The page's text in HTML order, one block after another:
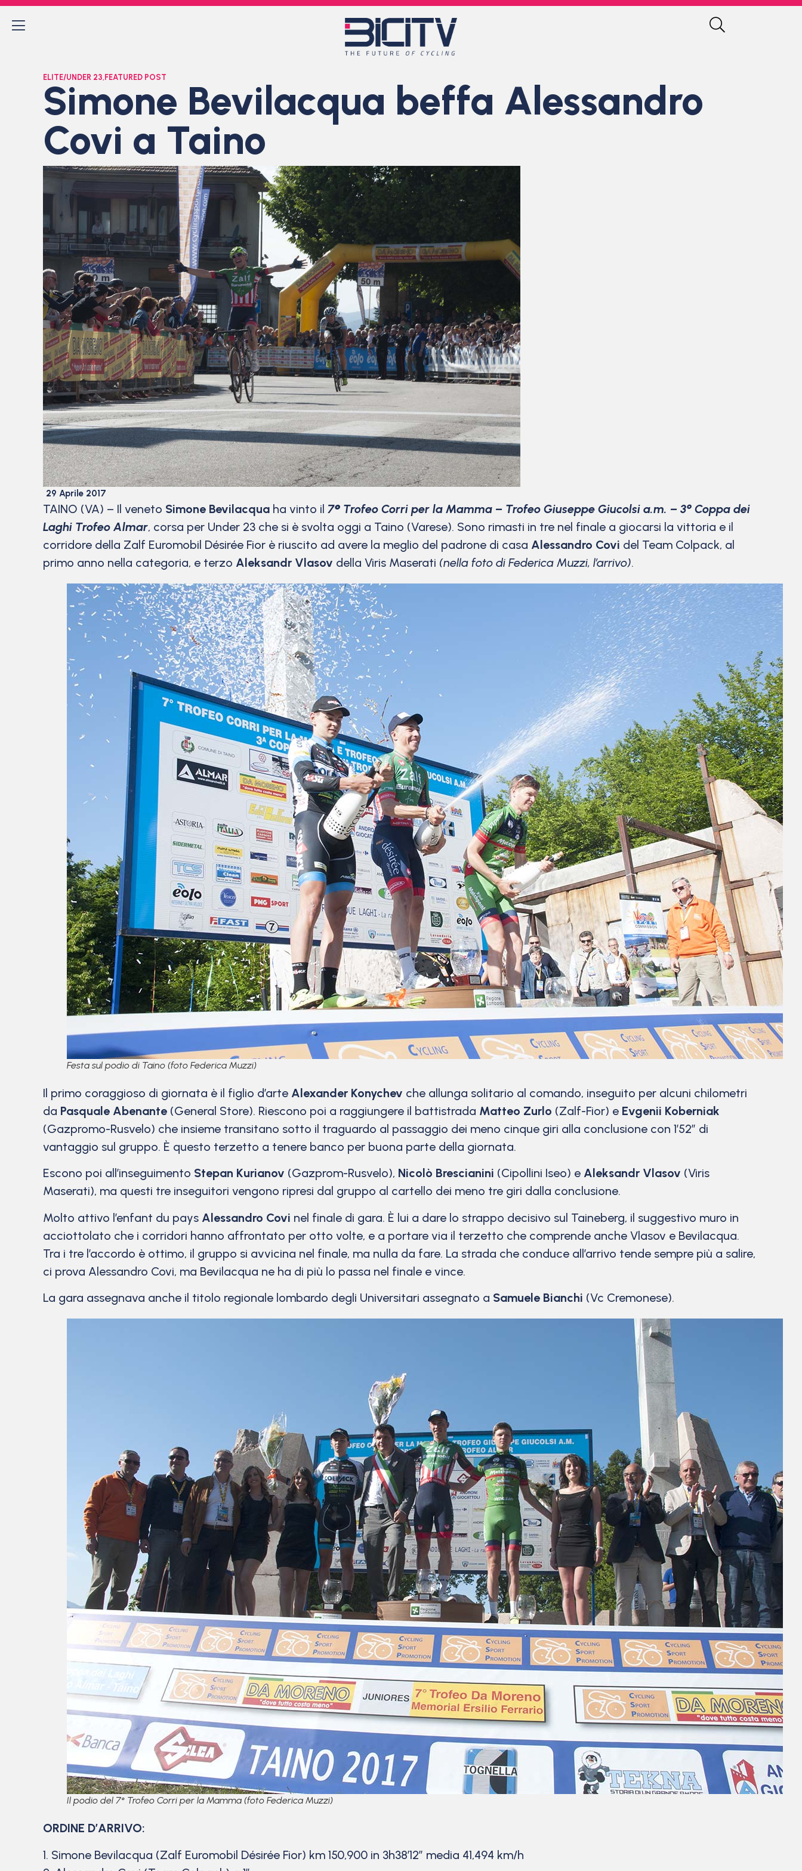
ELITE/UNDER 23, FEATURED POST
Simone Bevilacqua beffa Alessandro
Covi a Taino
29 Aprile 2017
TAINO (VA) – Il veneto Simone Bevilacqua ha vinto il 7° Trofeo Corri per la Mamma – Trofeo Giuseppe Giucolsi a.m. – 3° Coppa dei
Laghi Trofeo Almar, corsa per Under 23 che si è svolta oggi a Taino (Varese). Sono rimasti in tre nel finale a giocarsi la vittoria e il
corridore della Zalf Euromobil Désirée Fior è riuscito ad avere la meglio del padrone di casa Alessandro Covi del Team Colpack, al
primo anno nella categoria, e terzo Aleksandr Vlasov della Viris Maserati (nella foto di Federica Muzzi, l’arrivo).
Festa sul podio di Taino (foto Federica Muzzi)
Il primo coraggioso di giornata è il figlio d’arte Alexander Konychev che allunga solitario al comando, inseguito per alcuni chilometri
da Pasquale Abenante (General Store). Riescono poi a raggiungere il battistrada Matteo Zurlo (Zalf-Fior) e Evgenii Koberniak
(Gazpromo-Rusvelo) che insieme transitano sotto il traguardo al passaggio dei meno cinque giri alla conclusione con 1’52” di
vantaggio sul gruppo. È questo terzetto a tenere banco per buona parte della giornata.
Escono poi all’inseguimento Stepan Kurianov (Gazprom-Rusvelo), Nicolò Brescianini (Cipollini Iseo) e Aleksandr Vlasov (Viris
Maserati), ma questi tre inseguitori vengono ripresi dal gruppo al cartello dei meno tre giri dalla conclusione.
Molto attivo l’enfant du pays Alessandro Covi nel finale di gara. È lui a dare lo strappo decisivo sul Taineberg, il suggestivo muro in
acciottolato che i corridori hanno affrontato per otto volte, e a portare via il terzetto che comprende anche Vlasov e Bevilacqua.
Tra i tre l’accordo è ottimo, il gruppo si avvicina nel finale, ma nulla da fare. La strada che conduce all’arrivo tende sempre più a salire,
ci prova Alessandro Covi, ma Bevilacqua ne ha di più lo passa nel finale e vince.
La gara assegnava anche il titolo regionale lombardo degli Universitari assegnato a Samuele Bianchi (Vc Cremonese).
Il podio del 7° Trofeo Corri per la Mamma (foto Federica Muzzi)
ORDINE D’ARRIVO:
1. Simone Bevilacqua (Zalf Euromobil Désirée Fior) km 150,900 in 3h38’12” media 41,494 km/h